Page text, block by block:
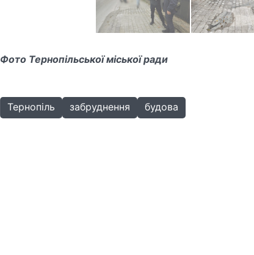
Фото Тернопільської міської ради
Тернопіль забруднення будова